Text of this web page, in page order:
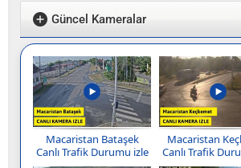
Güncel Kameralar
Macaristan Bataşek
Canlı Trafik Durumu izle
Macaristan
Canlı Trafik